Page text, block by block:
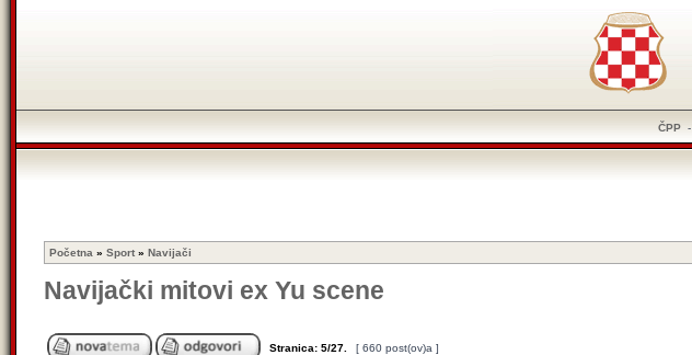
ČPP -
Početna » Sport » Navijači
Navijački mitovi ex Yu scene
Stranica: 5/27 [ 660 post(ov)a ]